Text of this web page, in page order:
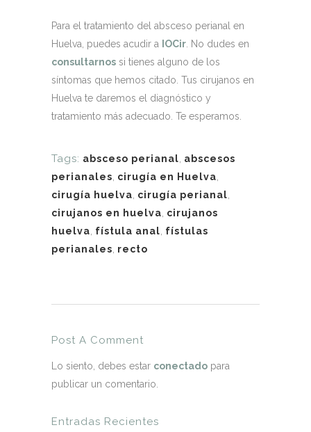
Para el tratamiento del absceso perianal en
Huelva, puedes acudir a IOCir. No dudes en
consultarnos si tienes alguno de los
síntomas que hemos citado. Tus cirujanos en
Huelva te daremos el diagnóstico y
tratamiento más adecuado. Te esperamos.
Tags: absceso perianal, abscesos
perianales, cirugía en Huelva,
cirugía huelva, cirugía perianal,
cirujanos en huelva, cirujanos
huelva, fístula anal, fístulas
perianales, recto
Post A Comment
Lo siento, debes estar conectado para
publicar un comentario.
Entradas Recientes